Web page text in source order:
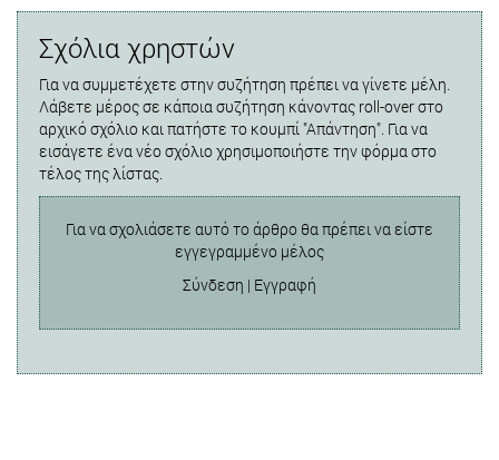
Σχόλια χρηστών
Για να συμμετέχετε στην συζήτηση πρέπει να γίνετε μέλη.
Λάβετε μέρος σε κάποια συζήτηση κάνοντας roll-over στο
αρχικό σχόλιο και πατήστε το κουμπί "Απάντηση". Για να
εισάγετε ένα νέο σχόλιο χρησιμοποιήστε την φόρμα στο
τέλος της λίστας.
Για να σχολιάσετε αυτό το άρθρο θα πρέπει να είστε
εγγεγραμμένο μέλος
Σύνδεση | Εγγραφή